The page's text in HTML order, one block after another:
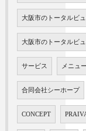
大阪市のトータルビ
大阪市のトータルビ
サービス メニュー
合同会社シーホープ
CONCEPT